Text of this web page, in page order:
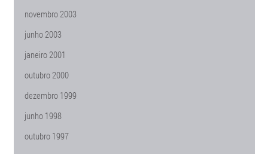
novembro 2003
junho 2003
janeiro 2001
outubro 2000
dezembro 1999
junho 1998
outubro 1997